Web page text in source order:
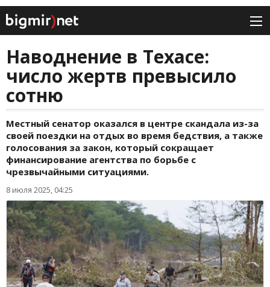
Наводнение в Техасе:
число жертв превысило
сотню
Местный сенатор оказался в центре скандала из-за
своей поездки на отдых во время бедствия, а также
голосования за закон, который сокращает
финансирование агентства по борьбе с
чрезвычайными ситуациями.
8 июля 2025, 04:25